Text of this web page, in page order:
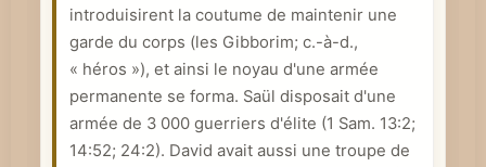
introduisirent la coutume de maintenir une
garde du corps (les Gibborim; c.-à-d.,
« héros »), et ainsi le noyau d'une armée
permanente se forma. Saül disposait d'une
armée de 3 000 guerriers d'élite (1 Sam. 13:2;
14:52; 24:2). David avait aussi une troupe de